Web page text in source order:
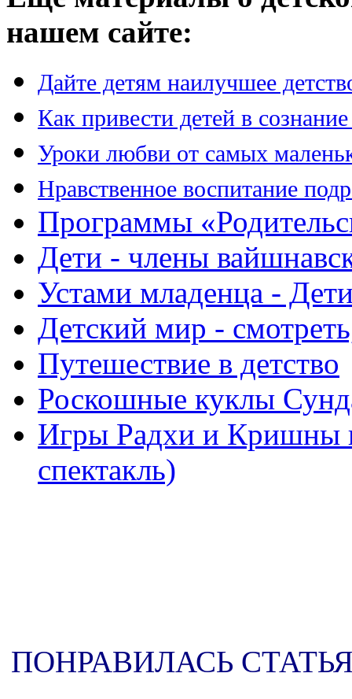
нашем сайте:
Дайте детям наилучшее
Как привести детей в
Уроки любви от самых
Нравственное воспитание
Программы
Дети - члены
Устами младенца -
Детский мир -
Путешествие в детство
Роскошные куклы
Игры Радхи и Кришны
спектакль)
ПОНРАВИЛАСЬ